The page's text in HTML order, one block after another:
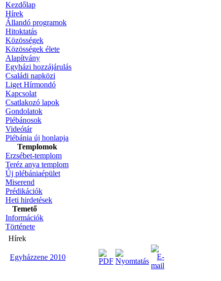
Kezdőlap
Hírek
Állandó programok
Hitoktatás
Közösségek
Közösségek élete
Alapítvány
Egyházi hozzájárulás
Családi napközi
Liget Hírmondó
Kapcsolat
Csatlakozó lapok
Gondolatok
Plébánosok
Videótár
Plébánia új honlapja
Templomok
Erzsébet-templom
Teréz anya templom
Új plébániaépület
Miserend
Prédikációk
Heti hirdetések
Temető
Információk
Története
Hírek
Egyházzene 2010